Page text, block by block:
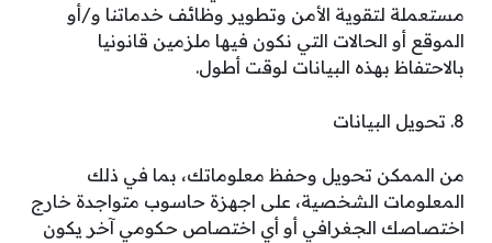
مستعملة لتقوية الأمن وتطوير وظائف خدماتنا و/أو
الموقع أو الحالات التي نكون فيها ملزمين قانونيا
بالاحتفاظ بهذه البيانات لوقت أطول.
8. تحويل البيانات
من الممكن تحويل وحفظ معلوماتك، بما في ذلك
المعلومات الشخصية، على اجهزة حاسوب متواجدة خارج
اختصاصك الجغرافي أو أي اختصاص حكومي آخر يكون